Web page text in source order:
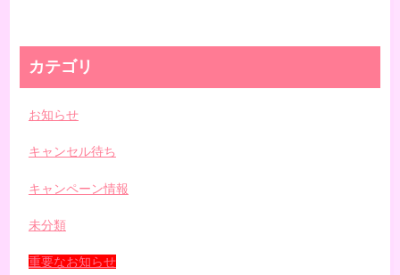
カテゴリ
お知らせ
キャンセル待ち
キャンペーン情報
未分類
重要なお知らせ